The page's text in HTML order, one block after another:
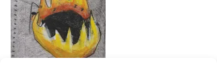
Christiane
Lüdtke